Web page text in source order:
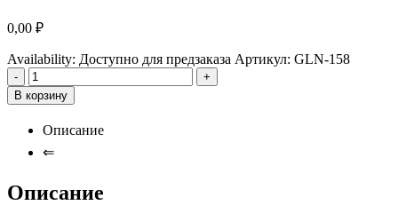
0,00 ₽
Availability: Доступно для предзаказа Артикул: GLN-158
-
+
В корзину
Описание
⇐
Описание